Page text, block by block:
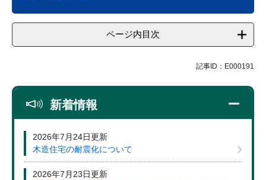
ページ内目次
記事ID：E000191
新着情報
2026年7月24日更新
木造住宅の耐震化について
2026年7月23日更新